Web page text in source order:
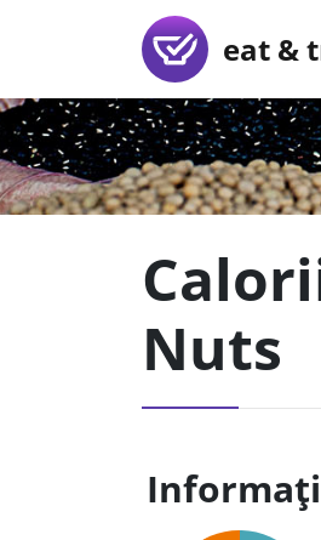
eat &
Nuts